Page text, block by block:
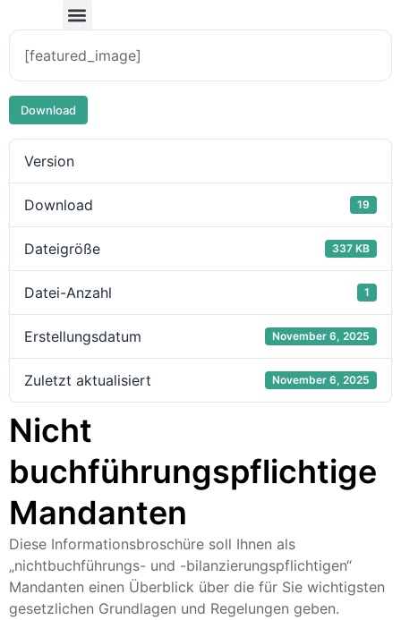
[featured_image]
Download
Version
Download 19
Dateigröße 337 KB
Datei-Anzahl 1
Erstellungsdatum November 6, 2025
Zuletzt aktualisiert November 6, 2025
Nicht
buchführungspflichtige
Mandanten
Diese Informationsbroschüre soll Ihnen als
„nichtbuchführungs- und -bilanzierungspflichtigen“
Mandanten einen Überblick über die für Sie wichtigsten
gesetzlichen Grundlagen und Regelungen geben.